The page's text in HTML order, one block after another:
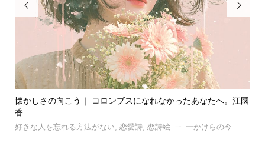

風｜ 忘れたい記憶と、忘れられない記憶の話。C.S.ルイスが...
好きな人を忘れる方法がない
